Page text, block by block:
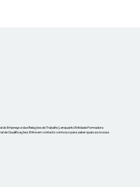
Emprego e das Relações de Trabalho), enquanto Entidade Formadora
de Qualificações. Entre em contacto connosco para saber quais as nossas